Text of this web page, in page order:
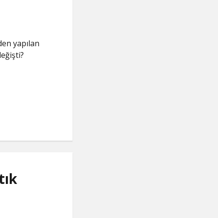
yapılan